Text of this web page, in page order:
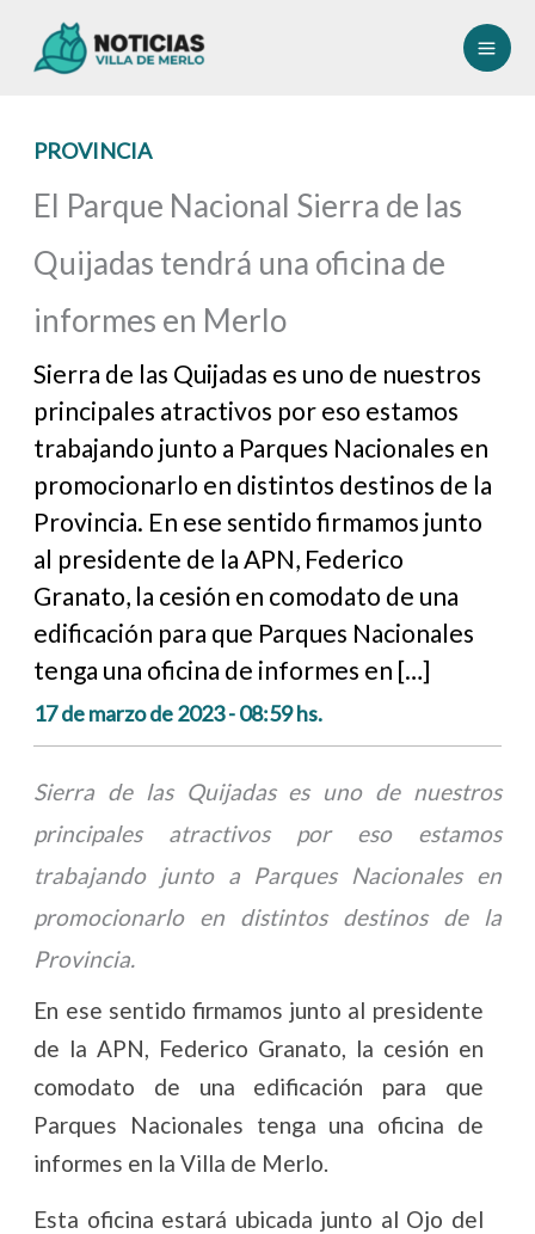
PROVINCIA
El Parque Nacional Sierra de las
Quijadas tendrá una oficina de
informes en Merlo
Sierra de las Quijadas es uno de nuestros
principales atractivos por eso estamos
trabajando junto a Parques Nacionales en
promocionarlo en distintos destinos de la
Provincia. En ese sentido firmamos junto
al presidente de la APN, Federico
Granato, la cesión en comodato de una
edificación para que Parques Nacionales
tenga una oficina de informes en […]
17 de marzo de 2023 - 08:59 hs.
Sierra de las Quijadas es uno de nuestros
principales atractivos por eso estamos
trabajando junto a Parques Nacionales en
promocionarlo en distintos destinos de la
Provincia.
En ese sentido firmamos junto al presidente
de la APN, Federico Granato, la cesión en
comodato de una edificación para que
Parques Nacionales tenga una oficina de
informes en la Villa de Merlo.
Esta oficina estará ubicada junto al Ojo del